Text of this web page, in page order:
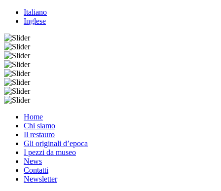
Italiano
Inglese
Home
Chi siamo
Il restauro
Gli originali d’epoca
I pezzi da museo
News
Contatti
Newsletter